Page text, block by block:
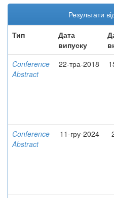
Результати
Тип
Дата
випуску
Conference
Abstract
22-тра-2018
Conference
Abstract
11-гру-2024